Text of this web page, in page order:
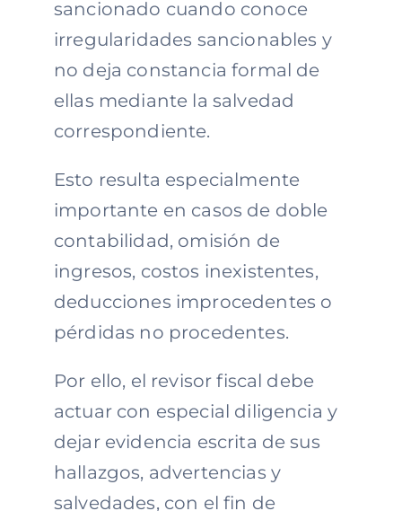
sancionado cuando conoce
irregularidades sancionables y
no deja constancia formal de
ellas mediante la salvedad
correspondiente.
Esto resulta especialmente
importante en casos de doble
contabilidad, omisión de
ingresos, costos inexistentes,
deducciones improcedentes o
pérdidas no procedentes.
Por ello, el revisor fiscal debe
actuar con especial diligencia y
dejar evidencia escrita de sus
hallazgos, advertencias y
salvedades, con el fin de